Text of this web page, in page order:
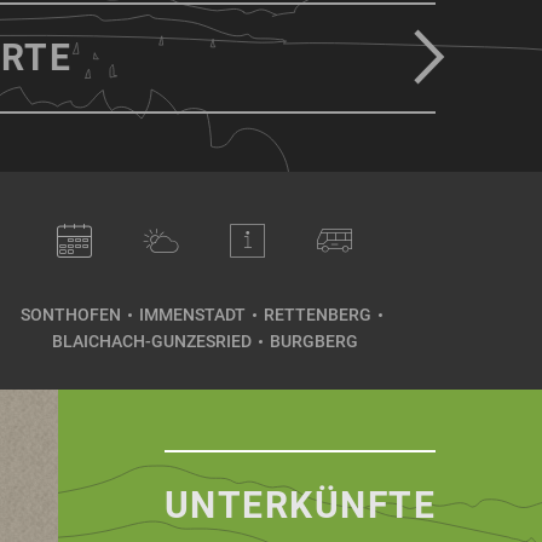
SONTHOFEN IMMENSTADT
RETTENBERG
BLAICHACH-GUNZESRIED
BURGBERG
UNTERKÜNFTE